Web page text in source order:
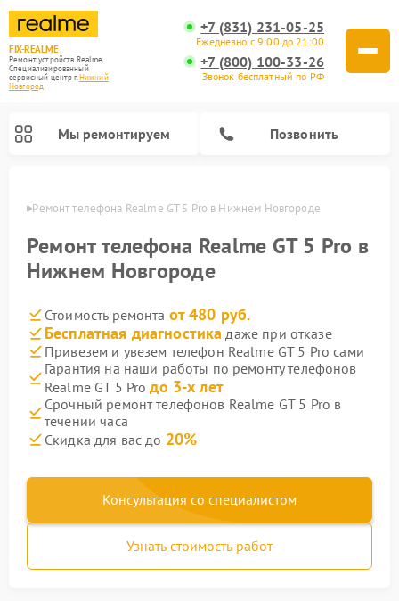
FIX-REALME
Ремонт устройств Realme
Специализированный
cервисный центр г.Нижний
Новгород
+7 (831) 231-05-25
Ежедневно с 9:00 до 21:00
+7 (800) 100-33-26
Звонок бесплатный по РФ
Мы ремонтируем Позвонить
Ремонт телефона Realme GT 5 Pro в Нижнем Новгороде
Ремонт телефона Realme GT 5 Pro в
Нижнем Новгороде
Стоимость ремонта от 480 руб.
Бесплатная диагностика даже при отказе
Привезем и увезем телефон Realme GT 5 Pro сами
Гарантия на наши работы по ремонту телефонов
Realme GT 5 Proдо 3-х лет
Срочный ремонт телефонов Realme GT 5 Pro в
течении часа
Скидка для вас до 20%
Консультация со специалистом
Узнать стоимость работ